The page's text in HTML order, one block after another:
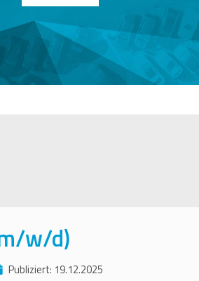
w/d)
Publiziert: 19.12.2025